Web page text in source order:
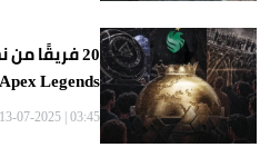
20 فريقًا
Apex Legends
03:45 | 13-07-2025